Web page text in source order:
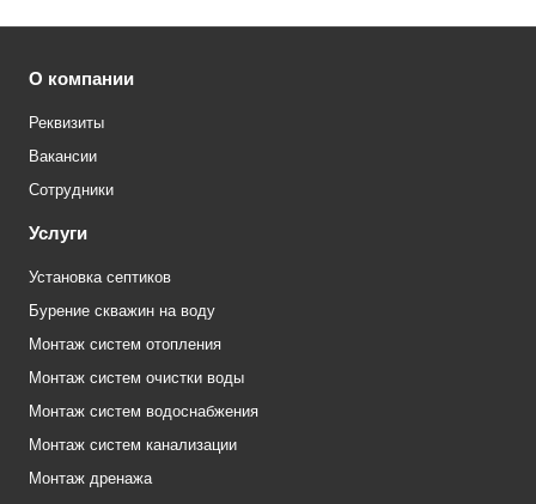
О компании
Реквизиты
Вакансии
Сотрудники
Услуги
Установка септиков
Бурение скважин на воду
Монтаж систем отопления
Монтаж систем очистки воды
Монтаж систем водоснабжения
Монтаж систем канализации
Монтаж дренажа